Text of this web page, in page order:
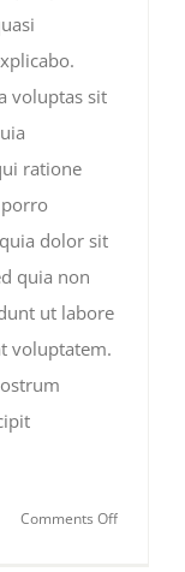
voluptas sit
ratione
dolor sit
quia non
ut labore
voluptatem.
Comments Offon